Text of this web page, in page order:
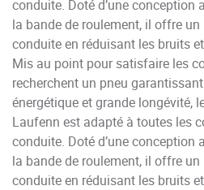
conduite. Doté d’une conception
la bande de roulement, il offre
conduite en réduisant les bruits
Mis au point pour satisfaire les
recherchent un pneu
énergétique et grande longévité,
Laufenn est adapté à toutes les
conduite. Doté d’une conception
la bande de roulement, il offre
conduite en réduisant les bruits